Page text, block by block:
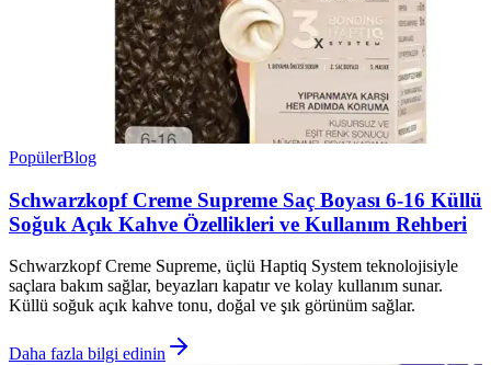
PopülerBlog
Schwarzkopf Creme Supreme Saç Boyası 6-16 Küllü
Soğuk Açık Kahve Özellikleri ve Kullanım Rehberi
Schwarzkopf Creme Supreme, üçlü Haptiq System teknolojisiyle
saçlara bakım sağlar, beyazları kapatır ve kolay kullanım sunar.
Küllü soğuk açık kahve tonu, doğal ve şık görünüm sağlar.
Daha fazla bilgi edinin